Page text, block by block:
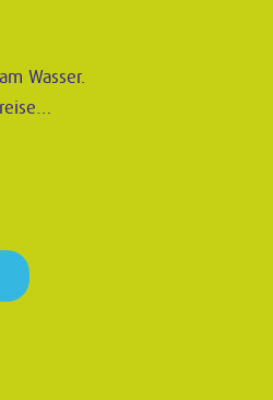
Wasser.